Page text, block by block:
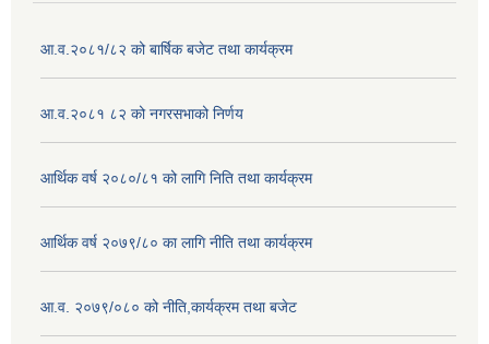
आ.व.२०८१/८२ को बार्षिक बजेट तथा कार्यक्रम
आ.व.२०८१ ८२ को नगरसभाको निर्णय
आर्थिक वर्ष २०८०/८१ को लागि निति तथा कार्यक्रम
आर्थिक वर्ष २०७९/८० का लागि नीति तथा कार्यक्रम
आ.व. २०७९/०८० को नीति,कार्यक्रम तथा बजेट